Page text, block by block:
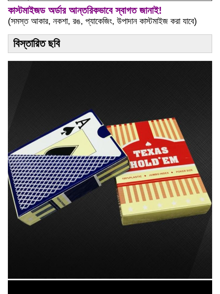
কাস্টমাইজড অর্ডার আন্তরিকভাবে স্বাগত জানাই!
(সমস্ত আকার, নকশা, রঙ, প্যাকেজিং, উপাদান কাস্টমাইজ করা যাবে)
বিস্তারিত ছবি